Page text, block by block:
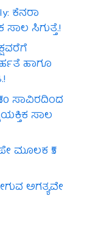
ಕೆನರಾ
ಸಿಗುತ್ತೆ.!
ಹಾಗೂ
ಸಾವಿರದಿಂದ
ಸಾಲ
ಮೂಲಕ ₹5
ಅಗತ್ಯವೇ